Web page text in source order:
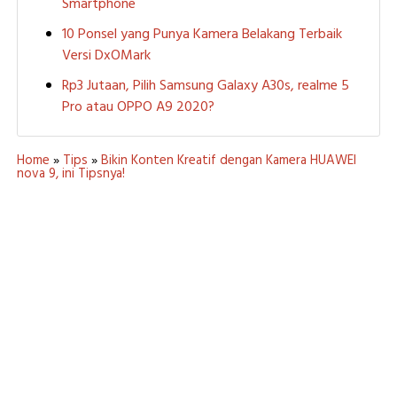
Smartphone
10 Ponsel yang Punya Kamera Belakang Terbaik
Versi DxOMark
Rp3 Jutaan, Pilih Samsung Galaxy A30s, realme 5
Pro atau OPPO A9 2020?
Home » Tips »Bikin Konten Kreatif dengan Kamera HUAWEI
nova 9, ini Tipsnya!